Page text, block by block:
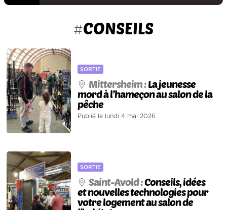
#CONSEILS
SORTIE
Mittersheim :La jeunesse
mord à l’hameçon au salon de la
pêche
Publié le lundi 4 mai 2026
SORTIE
Saint-Avold :Conseils, idées
et nouvelles technologies pour
votre logement au salon de